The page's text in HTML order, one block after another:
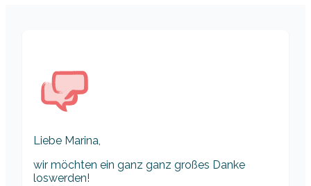
Liebe Marina,
wir möchten ein ganz ganz großes Danke
loswerden!